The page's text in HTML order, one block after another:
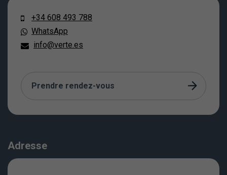
+34 608 493 788
WhatsApp
info@verte.es
Prendre rendez-vous
Adresse